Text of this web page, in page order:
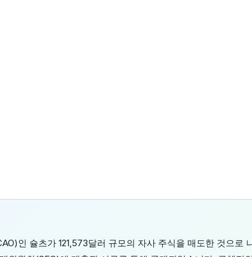
인 슐츠가 121,573달러 규모의 자사 주식을 매도한 것으로